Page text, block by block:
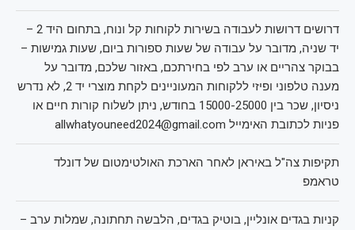
דרושים דרושות לעבודה בשירות לקוחות קל ונוח, בתחום היד 2 –
יד שניה, מדובר על עבודה של שעות ספורות ביום, שעות גמישות –
בבוקר צהריים או ערב לפי בחירתכם, באזור שלכם, מדובר על
מענה טלפוני ופיזי ללקוחות המעוניינים לקחת מוצרי יד 2, לא נדרש
ניסיון, שכר בין 15000-25000 בחודש, ניתן לשלוח קורות חיים או
פניות לכתובת האימייל allwhatyouneed2024@gmail.com
תקיפות צה"ל באיראן לאחר הארכת האולטימטום של דונלד
טראמפ
קניות בגדים אונליין, בוטיק בגדים, הלבשה תחתונה, שמלות ערב –